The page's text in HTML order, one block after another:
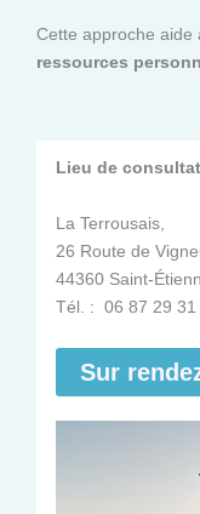
Cette approche aide
ressources
Lieu de
La Terrousais,
26 Route de
44360 Saint-
Tél. : 06 87 29 31
Sur